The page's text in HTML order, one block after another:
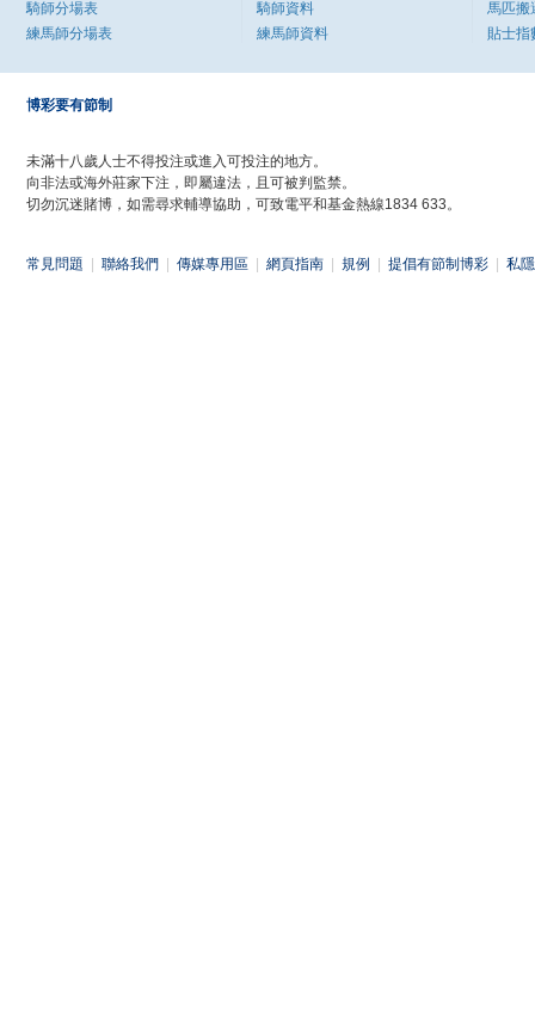
騎師分場表
練馬師分場表
騎師資料
練馬師資料
馬匹搬
貼士指
博彩要有節制
未滿十八歲人士不得投注或進入可投注的地方。
向非法或海外莊家下注，即屬違法，且可被判監禁。
切勿沉迷賭博，如需尋求輔導協助，可致電平和基金熱線1834 633。
常見問題 聯絡我們 傳媒專用區 網頁指南 規例 提倡有節制博彩 私